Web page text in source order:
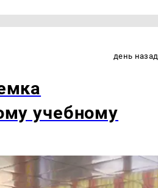
день назад
учебному